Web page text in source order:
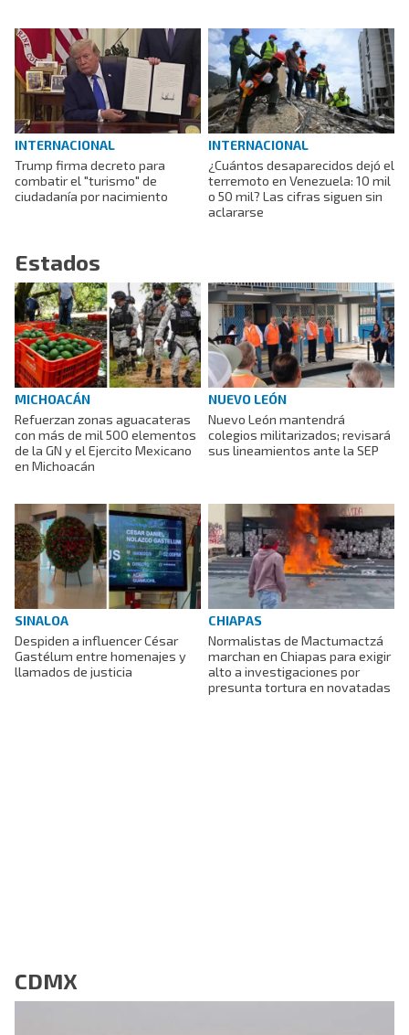
INTERNACIONAL
Trump firma decreto para
combatir el "turismo" de
ciudadanía por nacimiento
INTERNACIONAL
¿Cuántos desaparecidos dejó el
terremoto en Venezuela: 10 mil
o 50 mil? Las cifras siguen sin
aclararse
Estados
MICHOACÁN
Refuerzan zonas aguacateras
con más de mil 500 elementos
de la GN y el Ejercito Mexicano
en Michoacán
NUEVO LEÓN
Nuevo León mantendrá
colegios militarizados; revisará
sus lineamientos ante la SEP
SINALOA
Despiden a influencer César
Gastélum entre homenajes y
llamados de justicia
CHIAPAS
Normalistas de Mactumactzá
marchan en Chiapas para exigir
alto a investigaciones por
presunta tortura en novatadas
CDMX